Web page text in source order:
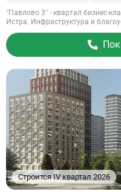
“Павлово 3” - квартал бизнес-
Истра. Инфраструктура и
Строится IV квартал 2026